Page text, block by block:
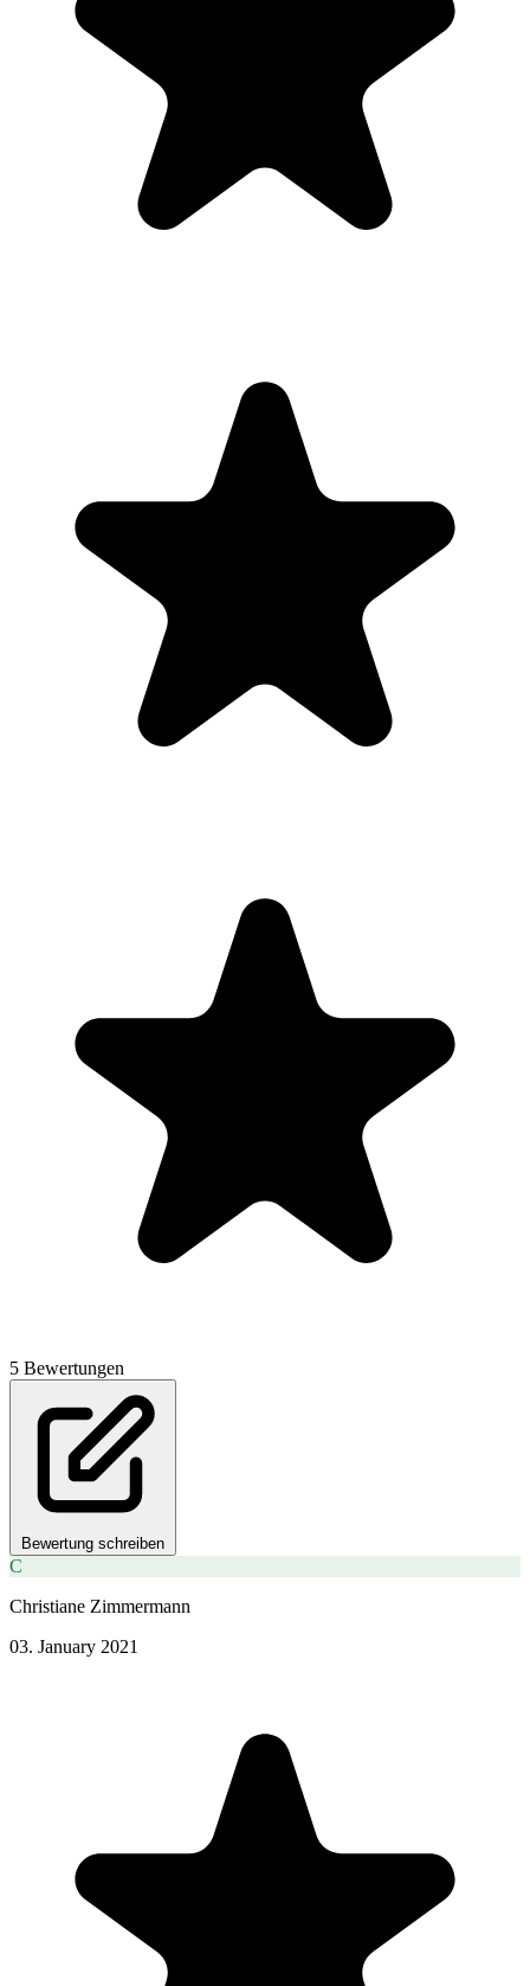
5 Bewertungen
Bewertung schreiben
C
Christiane Zimmermann
03. January 2021